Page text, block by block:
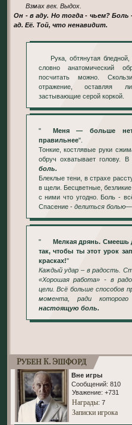
Взмах век. Выдох.
Он - в аду. Но тогда - чьем? Боль
ад. Её. Той, что ненавидит.
Рука, обтянутая бледной, почти прозрачной кожей -
словно анатомический
посчитать можно.
отражение, оставляя
застывающие серой коркой.
"
Меня — больше нет. Так — лучше. Так
правильнее".
Тонкие, костлявые руки
обруч охватывает голову.
боль.
Блеклые тени, в страхе
в щели. Бесцветные,
с ними что угодно. Боль -
Спасение - делиться болью—
"
Мелкая дрянь. Смеешь дерзить! Сейчас сделаем
так, чтобы ты этот урок
красках!"
Каждый удар – в радость.
«Хорошая работа» - в
цели. Всё больше способов
момента, ради
настоящую боль.
Рубен К. Эшфорд
Вне игры
Сообщений: 810
Уважение: +731
Награды: 7
Записки игрока